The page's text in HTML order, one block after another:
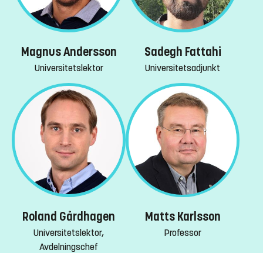
Magnus Andersson
Universitetslektor
Sadegh Fattahi
Universitetsadjunkt
Roland Gårdhagen
Universitetslektor,
Avdelningschef
Matts Karlsson
Professor